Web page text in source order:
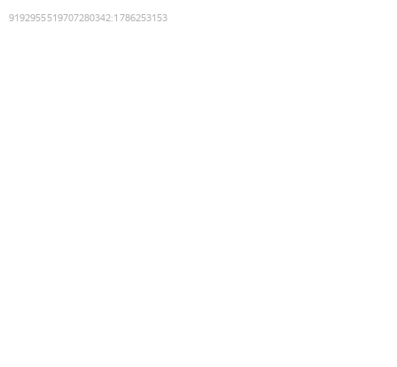
9192955519707280342:1786253153